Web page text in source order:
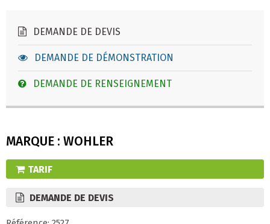
DEMANDE DE DEVIS
DEMANDE DE DÉMONSTRATION
DEMANDE DE RENSEIGNEMENT
MARQUE : WOHLER
TARIF
DEMANDE DE DEVIS